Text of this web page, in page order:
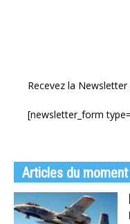
Recevez la
[newsletter_form
Articles du moment